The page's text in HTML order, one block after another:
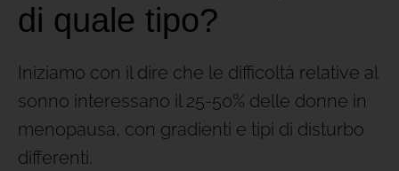
di quale tipo?
Iniziamo con il dire che le difficoltà relative al
sonno interessano il 25-50% delle donne in
menopausa, con gradienti e tipi di disturbo
differenti.